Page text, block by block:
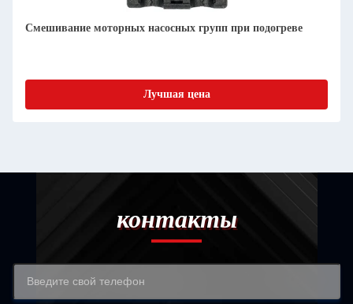
Смешивание моторных насосных групп при подогреве
Лучшая цена
контакты